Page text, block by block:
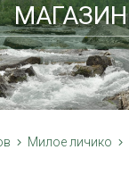
МАГАЗИН
Милое личико